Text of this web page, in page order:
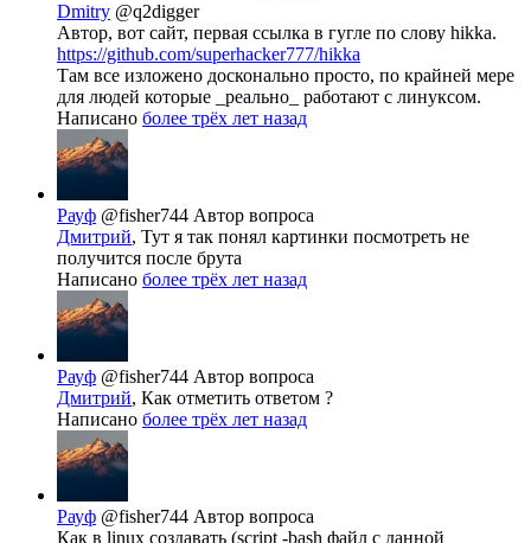
Dmitry @q2digger
Автор, вот сайт, первая ссылка в гугле по слову hikka.
https://github.com/superhacker777/hikka
Там все изложено досконально просто, по крайней мере
для людей которые _реально_ работают с линуксом.
Написано более трёх лет назад
Рауф @fisher744 Автор вопроса
Дмитрий, Тут я так понял картинки посмотреть не
получится после брута
Написано более трёх лет назад
Рауф @fisher744 Автор вопроса
Дмитрий, Как отметить ответом ?
Написано более трёх лет назад
Рауф @fisher744 Автор вопроса
Как в linux создавать (script -bash файл с данной